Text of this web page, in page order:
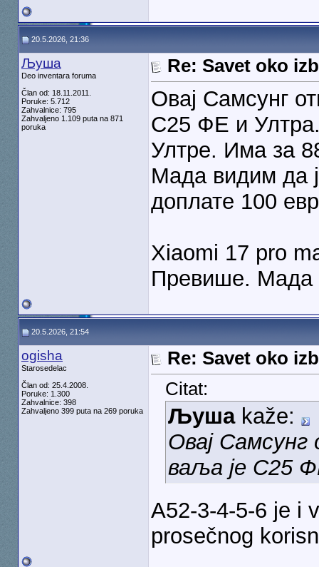
20.5.2026, 21:36
Љуша
Deo inventara foruma
Član od: 18.11.2011.
Poruke: 5.712
Zahvalnice: 795
Zahvaljeno 1.109 puta na 871
poruka
Re: Savet oko
Овај Самсунг
С25 ФЕ и
Ултре. Има за
Мада видим да
доплате 100
Xiaomi 17 pro
Превише. Мада
20.5.2026, 21:54
ogisha
Starosedelac
Član od: 25.4.2008.
Poruke: 1.300
Zahvalnice: 398
Zahvaljeno 399 puta na 269 poruka
Re: Savet oko
Citat:
Љушаkaže:
Овај
ваља је С25
A52-3-4-5-6 je i
prosečnog